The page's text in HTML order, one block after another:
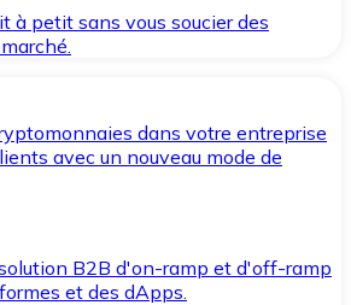
à petit sans vous soucier des
dans votre entreprise
avec un nouveau mode de
B2B d'on-ramp et d'off-ramp
et des dApps.